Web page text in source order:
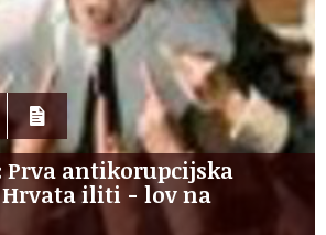
Prva antikorupcijska
iliti - lov na